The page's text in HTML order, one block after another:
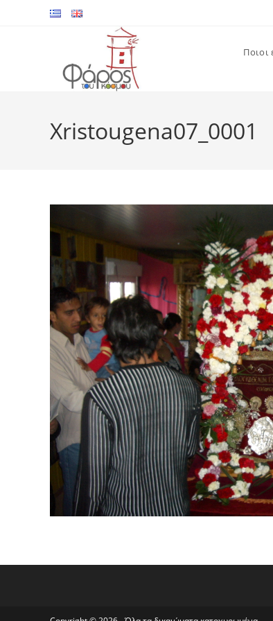
Ποιοι
Xristougena07_0001